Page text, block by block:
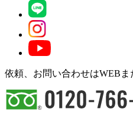
依頼、お問い合わせはWEBま